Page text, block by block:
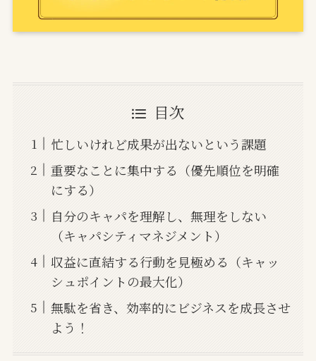
目次
忙しいけれど成果が出ないという課題
重要なことに集中する（優先順位を明確
にする）
自分のキャパを理解し、無理をしない
（キャパシティマネジメント）
収益に直結する行動を見極める（キャッ
シュポイントの最大化）
無駄を省き、効率的にビジネスを成長させ
よう！